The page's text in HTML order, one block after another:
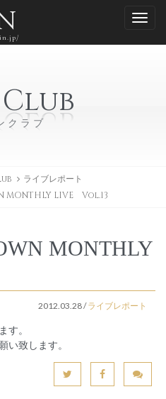
クラブ
ライブレポート
MONTHLY LIVE Vol.13
MONTHLY
2012.03.28/ライブレポート
す。
い致します。